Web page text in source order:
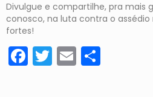
Divulgue e compartilhe, pra mais
conosco, na luta contra o
fortes!
Facebook
Twitter
Email